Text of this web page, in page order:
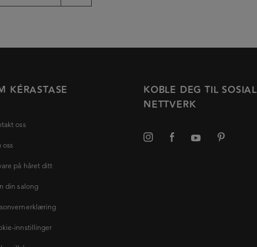
KÉRASTASE
oss
oss
på håret ditt
din salong
innstillinger
KOBLE DEG TIL
NETTVERK